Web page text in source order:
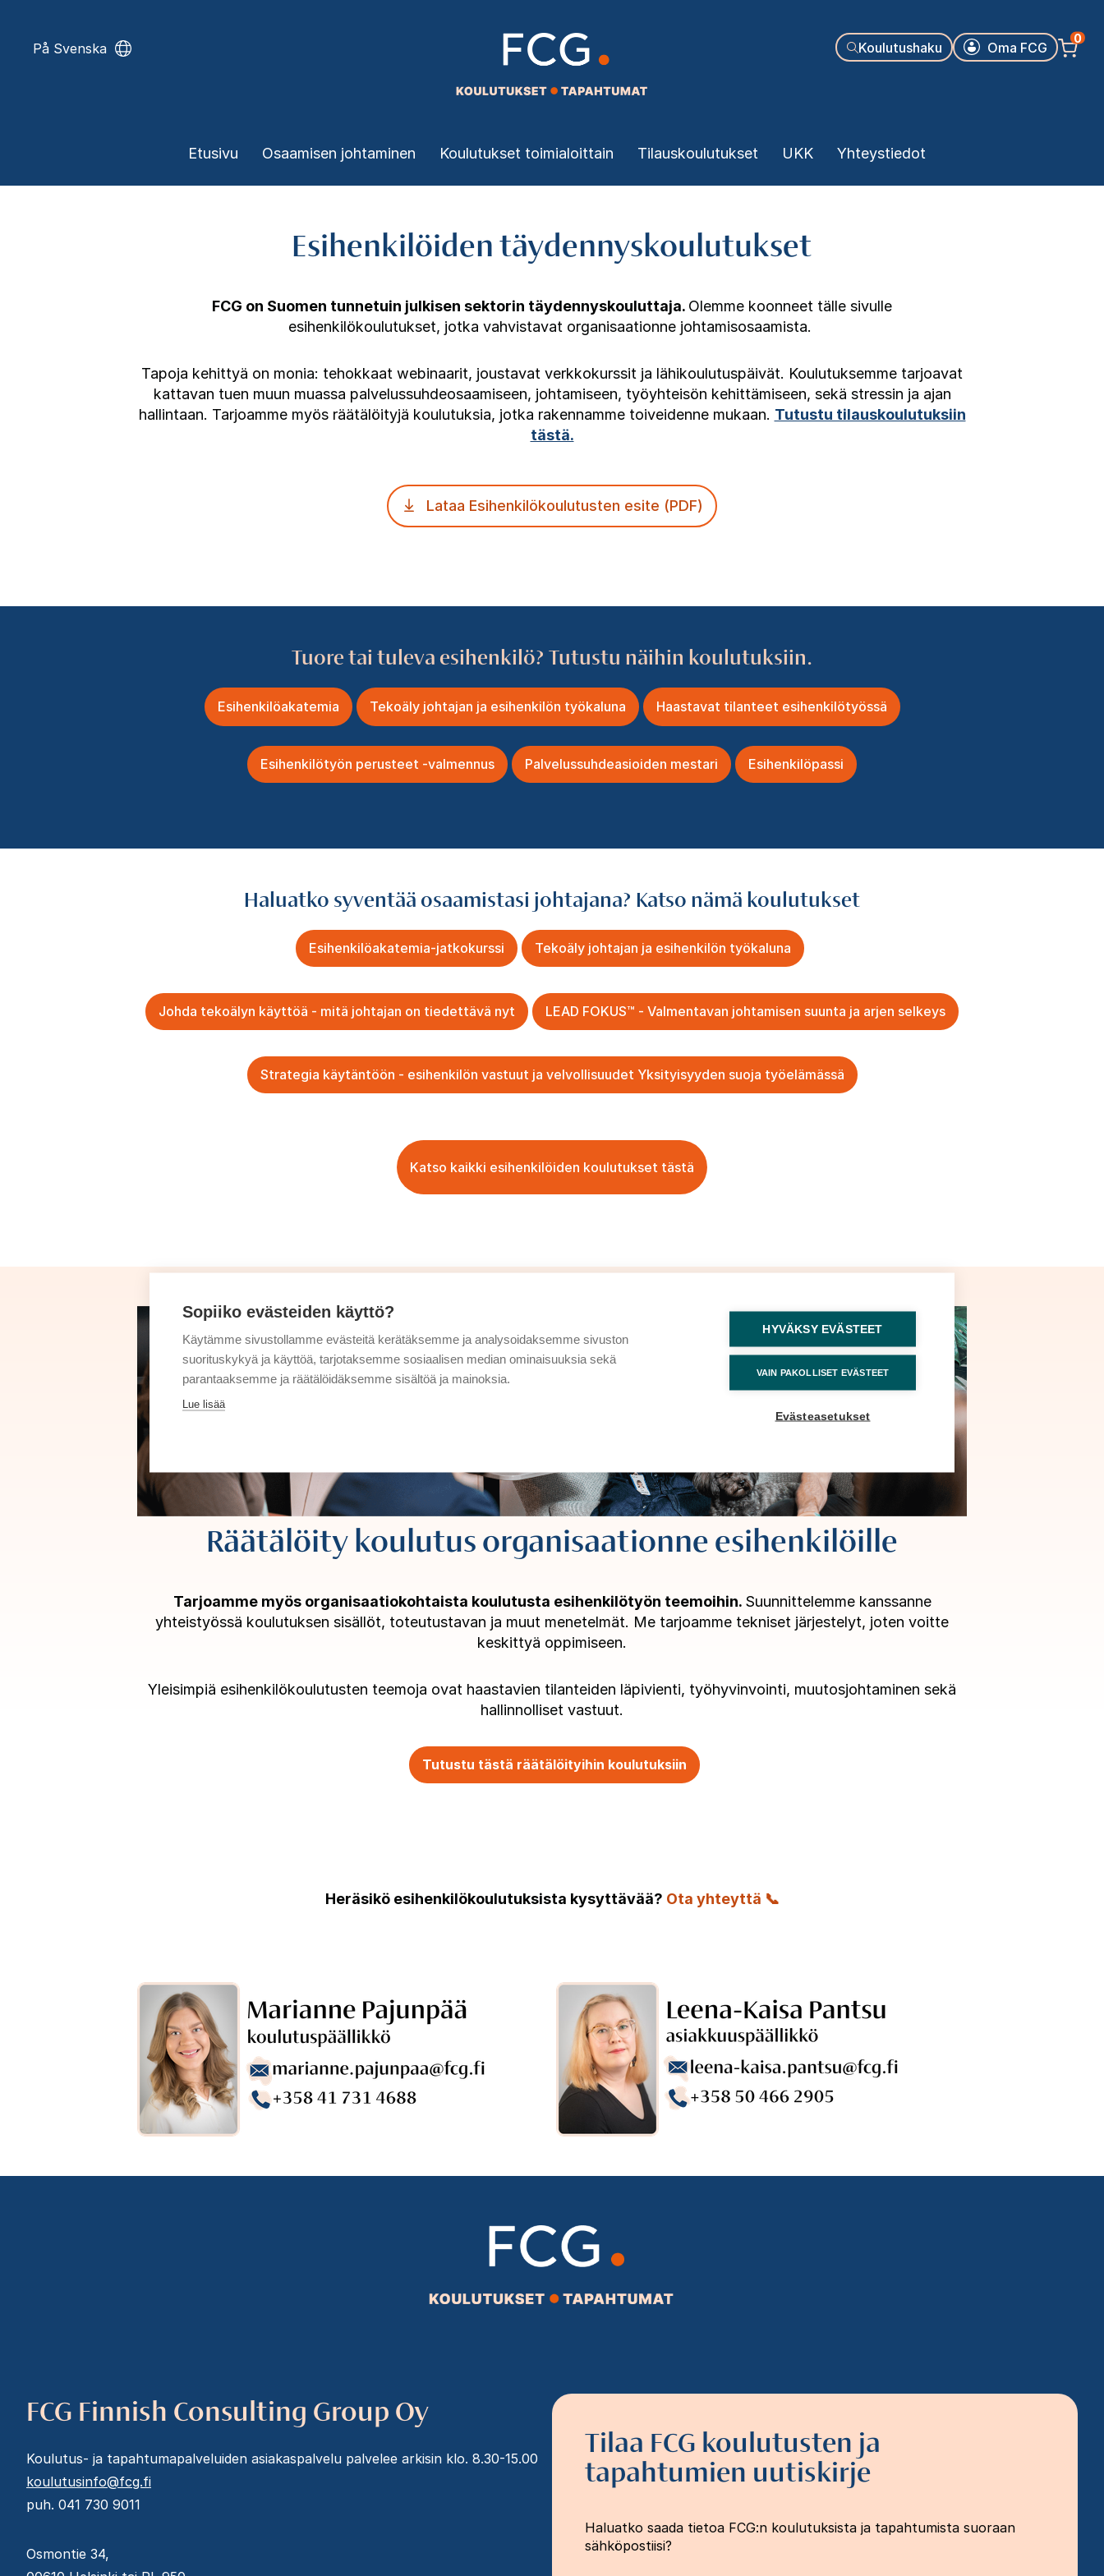
På Svenska
Koulutushaku Oma FCG
0
Etusivu Osaamisen johtaminen Koulutukset toimialoittain Tilauskoulutukset UKK Yhteystiedot
Esihenkilöiden täydennyskoulutukset
FCG on Suomen tunnetuin julkisen sektorin täydennyskouluttaja. Olemme koonneet tälle sivulle
esihenkilökoulutukset, jotka vahvistavat organisaationne johtamisosaamista.
Tapoja kehittyä on monia: tehokkaat webinaarit, joustavat verkkokurssit ja lähikoulutuspäivät. Koulutuksemme tarjoavat
kattavan tuen muun muassa palvelussuhdeosaamiseen, johtamiseen, työyhteisön kehittämiseen, sekä stressin ja ajan
hallintaan. Tarjoamme myös räätälöityjä koulutuksia, jotka rakennamme toiveidenne mukaan. Tutustu tilauskoulutuksiin
tästä.
Lataa Esihenkilökoulutusten esite (PDF)
Tuore tai tuleva esihenkilö? Tutustu näihin koulutuksiin.
Esihenkilöakatemia Tekoäly johtajan ja esihenkilön työkaluna Haastavat tilanteet esihenkilötyössä
Esihenkilötyön perusteet -valmennus Palvelussuhdeasioiden mestari Esihenkilöpassi
Haluatko syventää osaamistasi johtajana? Katso nämä koulutukset
Esihenkilöakatemia-jatkokurssi Tekoäly johtajan ja esihenkilön työkaluna
Johda tekoälyn käyttöä - mitä johtajan on tiedettävä nyt LEAD FOKUS™ - Valmentavan johtamisen suunta ja arjen selkeys
Strategia käytäntöön - esihenkilön vastuut ja velvollisuudet Yksityisyyden suoja työelämässä
Katso kaikki esihenkilöiden koulutukset tästä
Räätälöity koulutus organisaationne esihenkilöille
Tarjoamme myös organisaatiokohtaista koulutusta esihenkilötyön teemoihin. Suunnittelemme kanssanne
yhteistyössä koulutuksen sisällöt, toteutustavan ja muut menetelmät. Me tarjoamme tekniset järjestelyt, joten voitte
keskittyä oppimiseen.
Yleisimpiä esihenkilökoulutusten teemoja ovat haastavien tilanteiden läpivienti, työhyvinvointi, muutosjohtaminen sekä
hallinnolliset vastuut.
Tutustu tästä räätälöityihin koulutuksiin
Heräsikö esihenkilökoulutuksista kysyttävää? Ota yhteyttä 📞
Tilaa FCG koulutusten ja
tapahtumien uutiskirje
Haluatko saada tietoa FCG:n koulutuksista ja tapahtumista suoraan
sähköpostiisi?
FCG Finnish Consulting Group Oy
Koulutus- ja tapahtumapalveluiden asiakaspalvelu palvelee arkisin klo. 8.30-15.00
koulutusinfo@fcg.fi
puh. 041 730 9011
Osmontie 34,
Sopiiko evästeiden käyttö?
Käytämme sivustollamme evästeitä kerätäksemme ja analysoidaksemme sivuston
suorituskykyä ja käyttöä, tarjotaksemme sosiaalisen median ominaisuuksia sekä
parantaaksemme ja räätälöidäksemme sisältöä ja mainoksia.
Lue lisää
HYVÄKSY EVÄSTEET
VAIN PAKOLLISET EVÄSTEET
Evästeasetukset